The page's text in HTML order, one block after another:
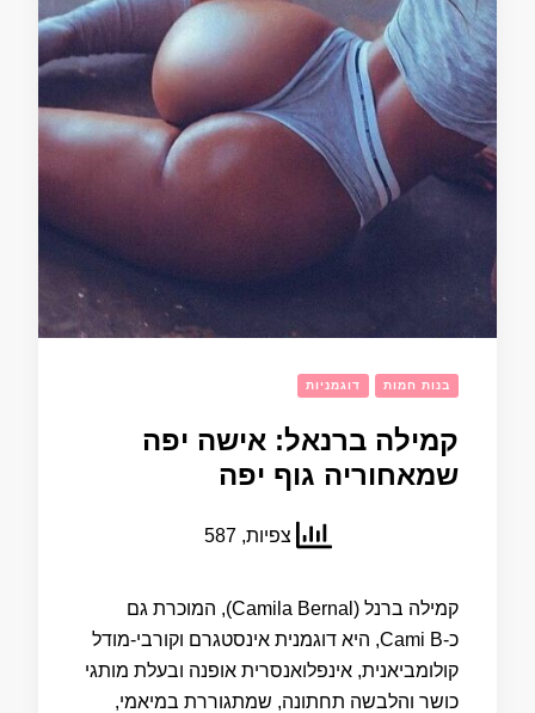
בנות חמות דוגמניות
קמילה ברנאל: אישה יפה
שמאחוריה גוף יפה
צפיות, 587
קמילה ברנל (Camila Bernal), המוכרת גם
כ‑Cami B, היא דוגמנית אינסטגרם וקורבי‑מודל
קולומביאנית, אינפלואנסרית אופנה ובעלת מותגי
כושר והלבשה תחתונה, שמתגוררת במיאמי,